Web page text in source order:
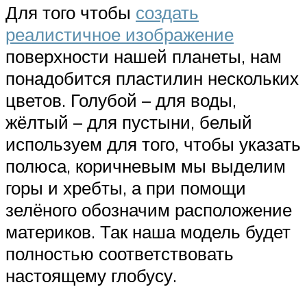
Для того чтобы создать
реалистичное изображение
поверхности нашей планеты, нам
понадобится пластилин нескольких
цветов. Голубой – для воды,
жёлтый – для пустыни, белый
используем для того, чтобы указать
полюса, коричневым мы выделим
горы и хребты, а при помощи
зелёного обозначим расположение
материков. Так наша модель будет
полностью соответствовать
настоящему глобусу.